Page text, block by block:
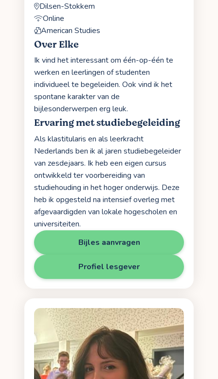
Dilsen-Stokkem
Online
American Studies
Over Elke
Ik vind het interessant om één-op-één te
werken en leerlingen of studenten
individueel te begeleiden. Ook vind ik het
spontane karakter van de
bijlesonderwerpen erg leuk.
Ervaring met studiebegeleiding
Als klastitularis en als leerkracht
Nederlands ben ik al jaren studiebegeleider
van zesdejaars. Ik heb een eigen cursus
ontwikkeld ter voorbereiding van
studiehouding in het hoger onderwijs. Deze
heb ik opgesteld na intensief overleg met
afgevaardigden van lokale hogescholen en
universiteiten.
Bijles aanvragen
Profiel lesgever